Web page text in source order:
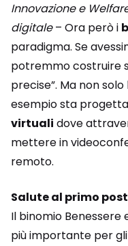
Innovazione e
digitale– Ora però i
paradigma. Se
potremmo costruire
precise”. Ma non
esempio sta
virtuali dove
mettere in
remoto.
Salute al primo
Il binomio Benessere
più importante per